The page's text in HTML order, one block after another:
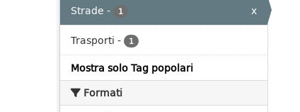
Strade - 1
x
Trasporti - 1
Mostra solo Tag popolari
Formati